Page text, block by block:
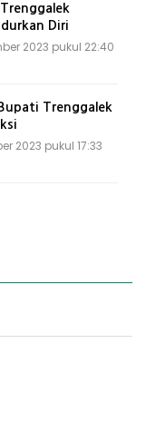
Diri
2023 pukul 22:40
Trenggalek
2023 pukul 17:33